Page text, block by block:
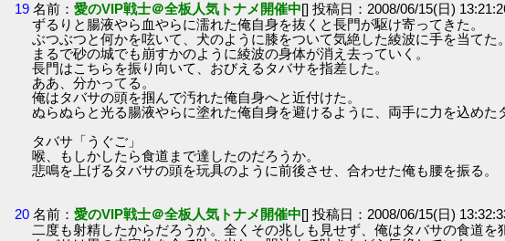
19 名前：愛のVIP戦士＠全板人気トナメ開催中[] 投稿日：2008/06/15(日)
ずるりと腸液やら血やらに濡れた俺自身を抜くと長門が駆け寄ってきた。
ぶつぶつと何かを呟いて、犬のように膝をついて気絶した綾波に手を当てた。
まるで砂の城でも崩すかのように綾波の身体が消え去っていく。
長門はこちらを振り向いて、おびえるタバサを指差した。
ああ、分かってる。
俺はタバサの頭を掴んで汚れた俺自身へと近付けた。
ぬらぬらと光る腸液やらに塗れた俺自身を避けるように、両手に力を込めた
タバサ「うぐご」
喉、もしかしたら食道まで達したのだろうか。
悲鳴を上げるタバサの頭を玩具のように前後させ、合わせた俺も腰を振る。
20 名前：愛のVIP戦士＠全板人気トナメ開催中[] 投稿日：2008/06/15(日)
二度も射精したからだろうか。全くその兆しも見せず、俺はタバサの食道を